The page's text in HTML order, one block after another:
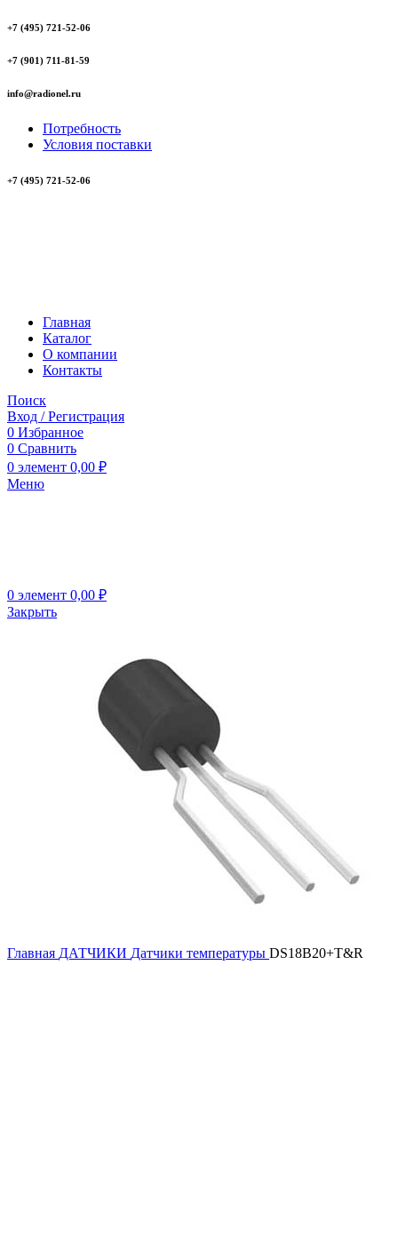
+7 (495) 721-52-06
+7 (901) 711-81-59
info@radionel.ru
Потребность
Условия поставки
+7 (495) 721-52-06
Главная
Каталог
О компании
Контакты
Поиск
Вход / Регистрация
0 Избранное
0 Сравнить
0 элемент 0,00 ₽
Меню
0 элемент 0,00 ₽
Закрыть
Главная ДАТЧИКИ Датчики температуры DS18B20+T&R